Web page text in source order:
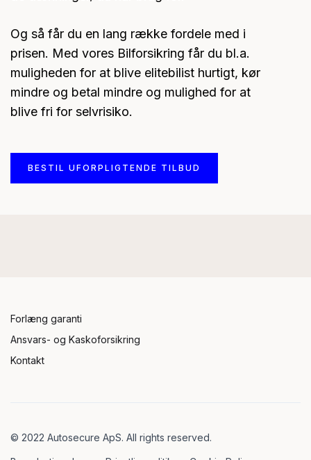
Og så får du en lang række fordele med i
prisen. Med vores Bilforsikring får du bl.a.
muligheden for at blive elitebilist hurtigt, kør
mindre og betal mindre og mulighed for at
blive fri for selvrisiko.
BESTIL UFORPLIGTENDE TILBUD
Forlæng garanti
Ansvars- og Kaskoforsikring
Kontakt
© 2022 Autosecure ApS. All rights reserved.